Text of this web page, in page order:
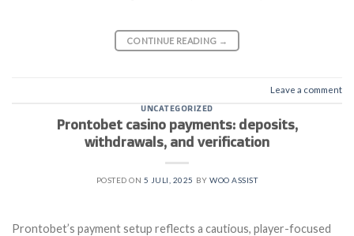
CONTINUE READING →
Leave a comment
UNCATEGORIZED
Prontobet casino payments: deposits,
withdrawals, and verification
POSTED ON 5 JULI, 2025 BYWOO ASSIST
Prontobet’s payment setup reflects a cautious, player-focused